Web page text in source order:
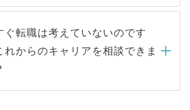
してしまうと、応募が殺到する場
機関が求める条件に合った人材の
紹介会社に依頼するケースが増え
。
する必要はありません。内定先へ
連絡はキャリアパートナーが行い
が漏えいすることはありませんの
心ください。当サイトからの登録
集したご登録者様の個人情報は、
キャリアアップおよび転職活動の
的に使用いたします。お預かりし
べての個人データはご本人の許可
ぐ転職は考えていないのです
れからのキャリアを相談できま